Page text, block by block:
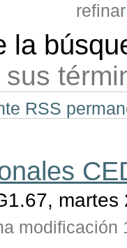
la
RSS
modificación